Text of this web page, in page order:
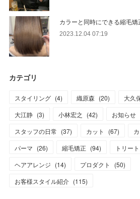
カラーと同時にできる縮毛矯
2023.12.04 07:19
カテゴリ
スタイリング (4) 織原森 (20) 大久
大江静 (3) 小林宏之 (42) お知らせ
スタッフの日常 (37) カット (67)
パーマ (26) 縮毛矯正 (94) トリー
ヘアアレンジ (14) プロダクト (50)
お客様スタイル紹介 (115)